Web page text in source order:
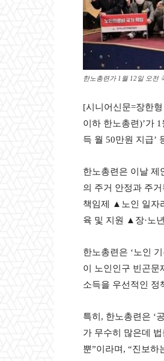
한노총련가 1월 12일 오전
[시니어신문=장한
이하 한노총련)’가
득 월 50만원 지급’
한노총련은 이날
의 주거 안정과 주
책임제 ▲노인 일자
육 및 지원 ▲장·노
한노총련은 ‘노인
이 노인인구 빈곤문
소득을 우선적인 정
특히, 한노총련은 ‘
가 무수히 많은데
뿐”이라며, “진보하